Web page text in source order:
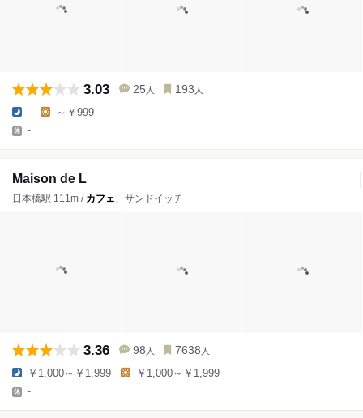
3.03 25 人 193 人
- ～￥999
-
Maison de L
日本橋駅 111m / カフェ、サンドイッチ
3.36 98 人 7638 人
￥1,000～￥1,999 ￥1,000～￥1,999
-